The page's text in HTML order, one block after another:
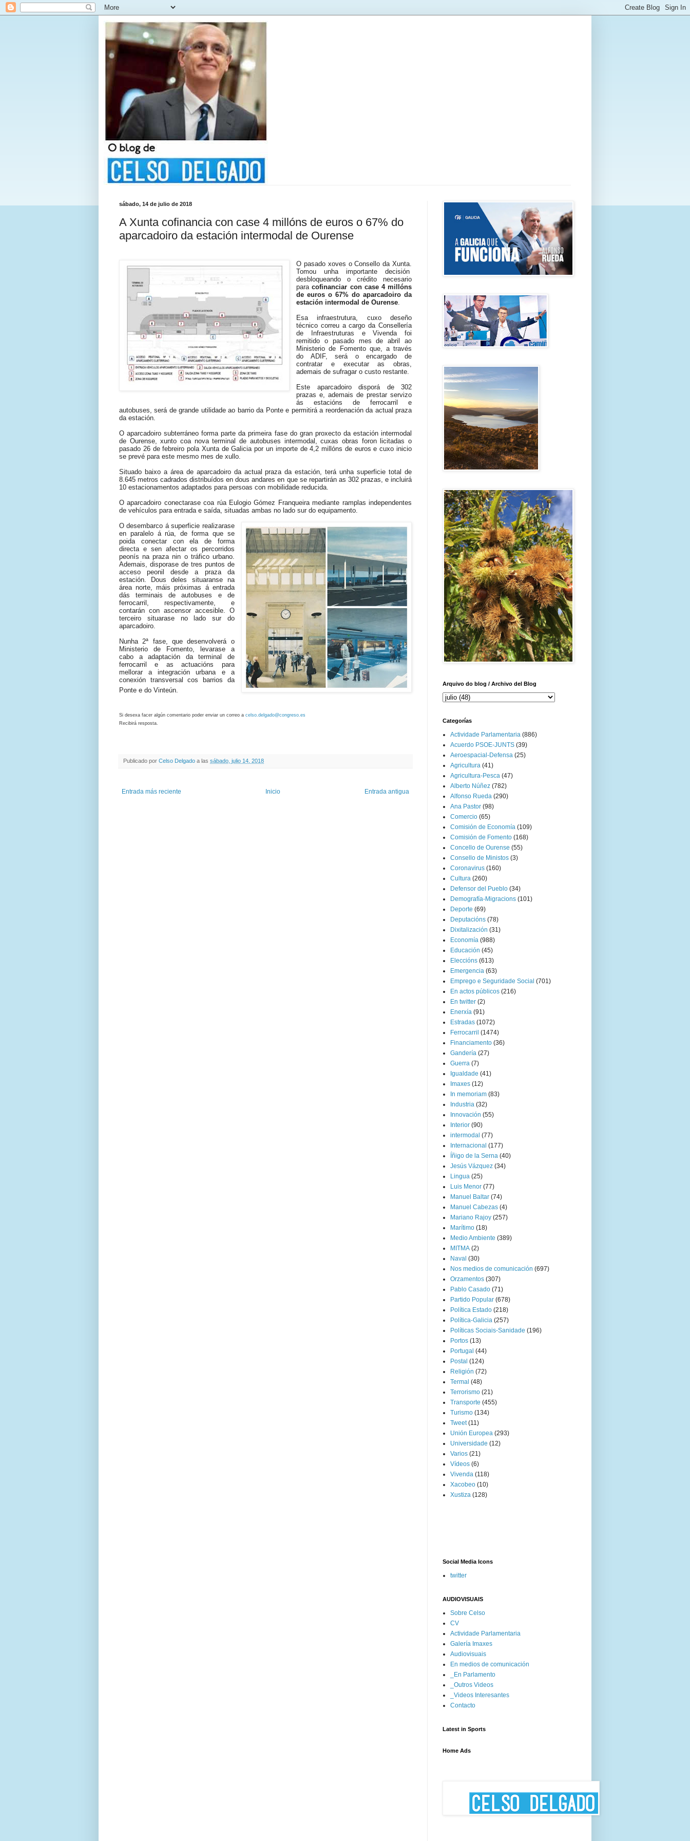
sábado, 14 de julio de 2018
A Xunta cofinancia con case 4 millóns de euros o 67% do
aparcadoiro da estación intermodal de Ourense
O pasado xoves o Consello da Xunta.
Tomou unha importante decisión
desbloqueando o crédito necesario
paracofinanciar con case 4 millóns
de euros o 67% do aparcadoiro da
estación intermodal de Ourense
Esa infraestrutura, cuxo deseño
técnico correu a cargo da Consellería
de Infraestruturas e Vivenda foi
remitido o pasado mes de abril ao
Ministerio de Fomento que, a través
do ADIF, será o encargado de
contratar e executar as obras,
ademais de sufragar o custo restante.
Este aparcadoiro disporá de 302
prazas e, ademais de prestar servizo
ás estacións de ferrocarril e
autobuses, será de grande utilidade ao barrio da Ponte e permitirá a reordenación da actual praza
da estación.
O aparcadoiro subterráneo forma parte da primeira fase do gran proxecto da estación intermodal
de Ourense, xunto coa nova terminal de autobuses intermodal, cuxas obras foron licitadas o
pasado 26 de febreiro pola Xunta de Galicia por un importe de 4,2 millóns de euros e cuxo inicio
se prevé para este mesmo mes de xullo.
Situado baixo a área de aparcadoiro da actual praza da estación, terá unha superficie total de
8.645 metros cadrados distribuídos en dous andares en que se repartirán as 302 prazas, e incluirá
10 estacionamentos adaptados para persoas con mobilidade reducida.
O aparcadoiro conectarase coa rúa Eulogio Gómez Franqueira mediante ramplas independentes
de vehículos para entrada e saída, situadas ambas no lado sur do equipamento.
O desembarco á superficie realizarase
en paralelo á rúa, de forma que se
poida conectar con ela de forma
directa e sen afectar os percorridos
peonís na praza nin o tráfico urbano.
Ademais, disporase de tres puntos de
acceso peonil desde a praza da
estación. Dous deles situaranse na
área norte, máis próximas á entrada
dás terminais de autobuses e de
ferrocarril, respectivamente, e
contarán con ascensor accesible. O
terceiro situarase no lado sur do
aparcadoiro.
Nunha 2ª fase, que desenvolverá o
Ministerio de Fomento, levarase a
cabo a adaptación da terminal de
ferrocarril e as actuacións para
mellorar a integración urbana e a
conexión transversal cos barrios da
Ponte e do Vinteún.
Si desexa facer algún comentario poder enviar un correo a celso.delgado@congreso.es
Recibirá resposta.
Publicado por Celso Delgado a las sábado, julio 14, 2018
Entrada más reciente Entrada antigua
Inicio
Arquivo do blog / Archivo del Blog
Categorías
Actividade Parlamentaria (886)
Acuerdo PSOE-JUNTS (39)
Aeroespacial-Defensa (25)
Agricultura (41)
Agricultura-Pesca (47)
Alberto Núñez (782)
Alfonso Rueda (290)
Ana Pastor (98)
Comercio (65)
Comisión de Economía (109)
Comisión de Fomento (168)
Concello de Ourense (55)
Consello de Ministos (3)
Coronavirus (160)
Cultura (260)
Defensor del Pueblo (34)
Demografía-Migracions (101)
Deporte (69)
Deputacións (78)
Dixitalización (31)
Economía (988)
Educación (45)
Eleccións (613)
Emergencia (63)
Emprego e Seguridade Social (701)
En actos públicos (216)
En twitter (2)
Enerxía (91)
Estradas (1072)
Ferrocarril (1474)
Financiamento (36)
Gandería (27)
Guerra (7)
Igualdade (41)
Imaxes (12)
In memoriam (83)
Industria (32)
Innovación (55)
Interior (90)
intermodal (77)
Internacional (177)
Íñigo de la Serna (40)
Jesús Vázquez (34)
Lingua (25)
Luis Menor (77)
Manuel Baltar (74)
Manuel Cabezas (4)
Mariano Rajoy (257)
Marítimo (18)
Medio Ambiente (389)
MITMA (2)
Naval (30)
Nos medios de comunicación (697)
Orzamentos (307)
Pablo Casado (71)
Partido Popular (678)
Política Estado (218)
Política-Galicia (257)
Políticas Sociais-Sanidade (196)
Portos (13)
Portugal (44)
Postal (124)
Religión (72)
Termal (48)
Terrorismo (21)
Transporte (455)
Turismo (134)
Tweet (11)
Unión Europea (293)
Universidade (12)
Varios (21)
Vídeos (6)
Vivenda (118)
Xacobeo (10)
Xustiza (128)
Social Media Icons
twitter
AUDIOVISUAIS
Sobre Celso
CV
Actividade Parlamentaria
Galería Imaxes
Audiovisuais
En medios de comunicación
_En Parlamento
_Outros Videos
_Videos Interesantes
Contacto
Latest in Sports
Home Ads